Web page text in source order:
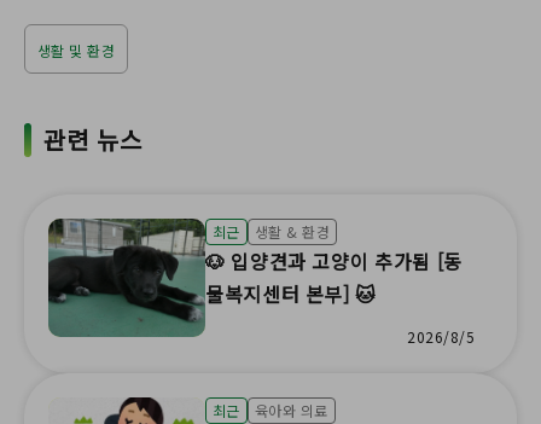
생활 및 환경
관련 뉴스
최근 생활 & 환경
🐶 입양견과 고양이 추가됨 [동
물복지센터 본부] 🐱
2026/8/5
최근 육아와 의료